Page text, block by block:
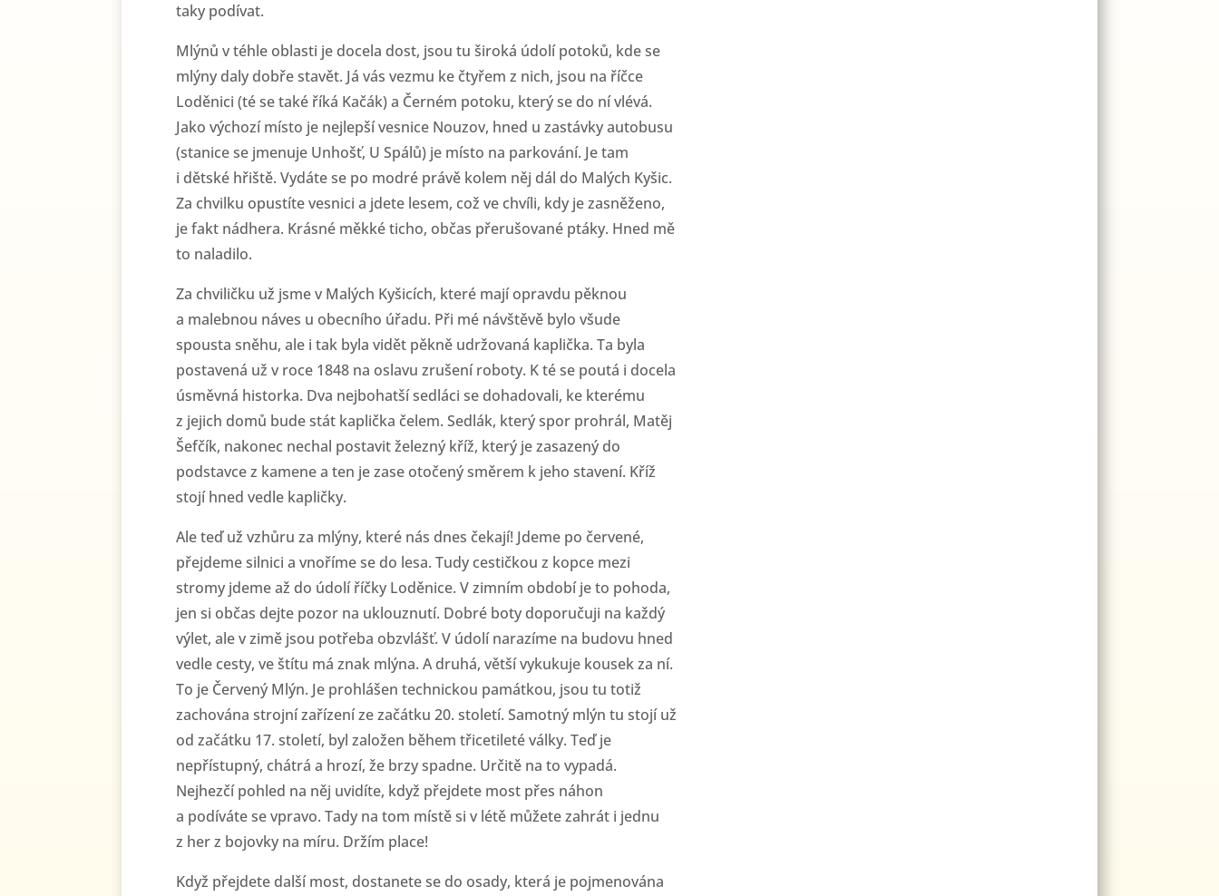
taky podívat.
Mlýnů v téhle oblasti je docela dost, jsou tu široká údolí potoků, kde se
mlýny daly dobře stavět. Já vás vezmu ke čtyřem z nich, jsou na říčce
Loděnici (té se také říká Kačák) a Černém potoku, který se do ní vlévá.
Jako výchozí místo je nejlepší vesnice Nouzov, hned u zastávky autobusu
(stanice se jmenuje Unhošť, U Spálů) je místo na parkování. Je tam
i dětské hřiště. Vydáte se po modré právě kolem něj dál do Malých Kyšic.
Za chvilku opustíte vesnici a jdete lesem, což ve chvíli, kdy je zasněženo,
je fakt nádhera. Krásné měkké ticho, občas přerušované ptáky. Hned mě
to naladilo.
Za chviličku už jsme v Malých Kyšicích, které mají opravdu pěknou
a malebnou náves u obecního úřadu. Při mé návštěvě bylo všude
spousta sněhu, ale i tak byla vidět pěkně udržovaná kaplička. Ta byla
postavená už v roce 1848 na oslavu zrušení roboty. K té se poutá i docela
úsměvná historka. Dva nejbohatší sedláci se dohadovali, ke kterému
z jejich domů bude stát kaplička čelem. Sedlák, který spor prohrál, Matěj
Šefčík, nakonec nechal postavit železný kříž, který je zasazený do
podstavce z kamene a ten je zase otočený směrem k jeho stavení. Kříž
stojí hned vedle kapličky.
Ale teď už vzhůru za mlýny, které nás dnes čekají! Jdeme po červené,
přejdeme silnici a vnoříme se do lesa. Tudy cestičkou z kopce mezi
stromy jdeme až do údolí říčky Loděnice. V zimním období je to pohoda,
jen si občas dejte pozor na uklouznutí. Dobré boty doporučuji na každý
výlet, ale v zimě jsou potřeba obzvlášť. V údolí narazíme na budovu hned
vedle cesty, ve štítu má znak mlýna. A druhá, větší vykukuje kousek za ní.
To je Červený Mlýn. Je prohlášen technickou památkou, jsou tu totiž
zachována strojní zařízení ze začátku 20. století. Samotný mlýn tu stojí už
od začátku 17. století, byl založen během třicetileté války. Teď je
nepřístupný, chátrá a hrozí, že brzy spadne. Určitě na to vypadá.
Nejhezčí pohled na něj uvidíte, když přejdete most přes náhon
a podíváte se vpravo. Tady na tom místě si v létě můžete zahrát i jednu
z her z bojovky na míru. Držím place!
Když přejdete další most, dostanete se do osady, která je pojmenována